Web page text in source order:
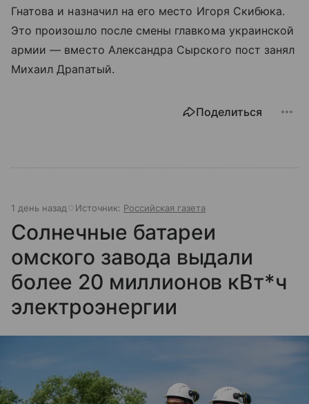
Гнатова и назначил на его место Игоря Скибюка.
Это произошло после смены главкома украинской
армии — вместо Александра Сырского пост занял
Михаил Драпатый.
Поделиться
1 день назад Источник: Российская газета
Солнечные батареи
омского завода выдали
более 20 миллионов кВт*ч
электроэнергии